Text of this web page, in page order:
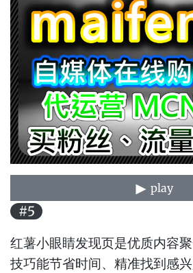
play
#5
红薯小眼睛发现页是优质内容
技巧能节省时间、精准找到感